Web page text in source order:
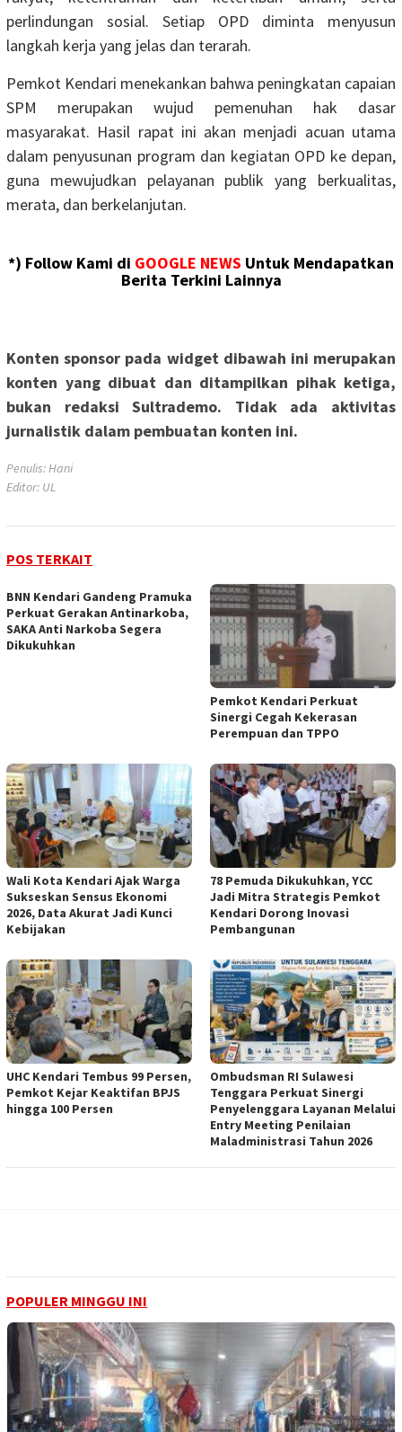
perlindungan sosial. Setiap OPD diminta menyusun
langkah kerja yang jelas dan terarah.
Pemkot Kendari menekankan bahwa peningkatan capaian
SPM merupakan wujud pemenuhan hak dasar
masyarakat. Hasil rapat ini akan menjadi acuan utama
dalam penyusunan program dan kegiatan OPD ke depan,
guna mewujudkan pelayanan publik yang berkualitas,
merata, dan berkelanjutan.
*) Follow Kami di GOOGLE NEWS Untuk Mendapatkan
Berita Terkini Lainnya
Konten sponsor pada widget dibawah ini merupakan
konten yang dibuat dan ditampilkan pihak ketiga,
bukan redaksi Sultrademo. Tidak ada aktivitas
jurnalistik dalam pembuatan konten ini.
Penulis: Hani
Editor: UL
POS TERKAIT
BNN Kendari Gandeng Pramuka
Perkuat Gerakan Antinarkoba,
SAKA Anti Narkoba Segera
Dikukuhkan
Pemkot Kendari Perkuat
Sinergi Cegah Kekerasan
Perempuan dan TPPO
Wali Kota Kendari Ajak Warga
Sukseskan Sensus Ekonomi
2026, Data Akurat Jadi Kunci
Kebijakan
78 Pemuda Dikukuhkan, YCC
Jadi Mitra Strategis Pemkot
Kendari Dorong Inovasi
Pembangunan
UHC Kendari Tembus 99 Persen,
Pemkot Kejar Keaktifan BPJS
hingga 100 Persen
Ombudsman RI Sulawesi
Tenggara Perkuat Sinergi
Penyelenggara Layanan Melalui
Entry Meeting Penilaian
Maladministrasi Tahun 2026
POPULER MINGGU INI